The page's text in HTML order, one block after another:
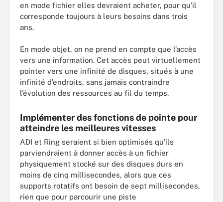
en mode fichier elles devraient acheter, pour qu’il
corresponde toujours à leurs besoins dans trois
ans.
En mode objet, on ne prend en compte que l’accès
vers une information. Cet accès peut virtuellement
pointer vers une infinité de disques, situés à une
infinité d’endroits, sans jamais contraindre
l’évolution des ressources au fil du temps.
Implémenter des fonctions de pointe pour
atteindre les meilleures vitesses
ADI et Ring seraient si bien optimisés qu’ils
parviendraient à donner accès à un fichier
physiquement stocké sur des disques durs en
moins de cinq millisecondes, alors que ces
supports rotatifs ont besoin de sept millisecondes,
rien que pour parcourir une piste